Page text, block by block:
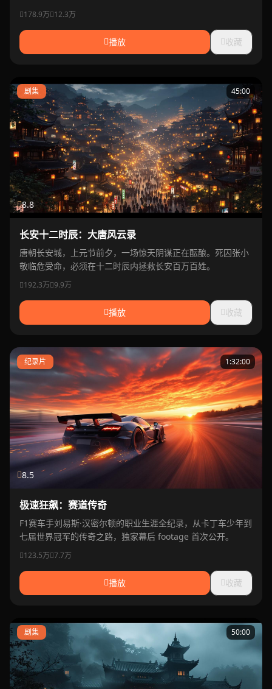
178.9万 12.3万
播放 收藏
剧集 45:00
8.8
长安十二时辰：大唐风云录
唐朝长安城，上元节前夕，一场惊天阴谋正在酝酿。死囚张小
敬临危受命，必须在十二时辰内拯救长安百万百姓。
192.3万 9.9万
播放 收藏
纪录片 1:32:00
8.5
极速狂飙：赛道传奇
F1赛车手刘易斯·汉密尔顿的职业生涯全纪录，从卡丁车少年到
七届世界冠军的传奇之路，独家幕后 footage 首次公开。
123.5万 7.7万
播放 收藏
剧集 50:00